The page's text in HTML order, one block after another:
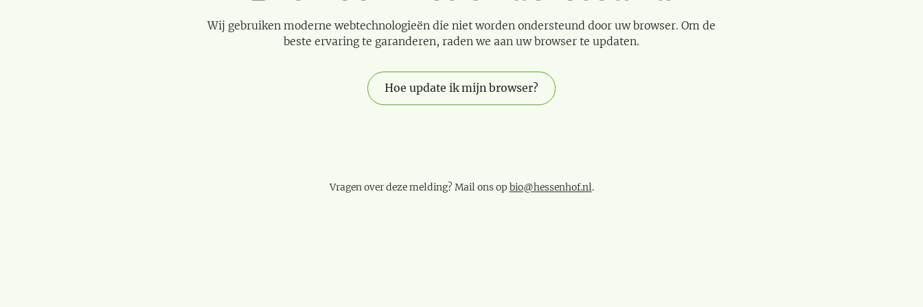
Wij gebruiken moderne webtechnologieën die niet worden ondersteund door uw browser. Om de
beste ervaring te garanderen, raden we aan uw browser te updaten.
Hoe update ik mijn browser?
Vragen over deze melding? Mail ons op bio@hessenhof.nl.